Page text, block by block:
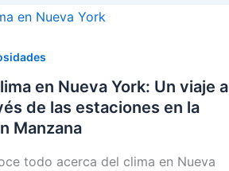
en Nueva York: Un viaje a
de las estaciones en la
Manzana
todo acerca del clima en Nueva